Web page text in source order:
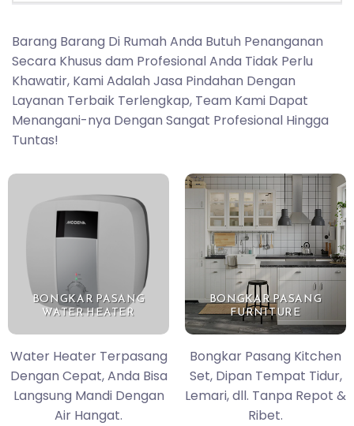
Barang Barang Di Rumah Anda Butuh Penanganan
Secara Khusus dam Profesional Anda Tidak Perlu
Khawatir, Kami Adalah Jasa Pindahan Dengan
Layanan Terbaik Terlengkap, Team Kami Dapat
Menangani-nya Dengan Sangat Profesional Hingga
Tuntas!
BONGKAR PASANG
WATER HEATER
Water Heater Terpasang
Dengan Cepat, Anda Bisa
Langsung Mandi Dengan
Air Hangat.
BONGKAR PASANG
FURNITURE
Bongkar Pasang Kitchen
Set, Dipan Tempat Tidur,
Lemari, dll. Tanpa Repot &
Ribet.